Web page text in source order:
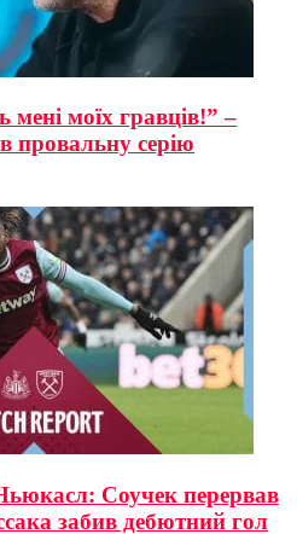
мені моїх гравців!” –
провальну серію
Соучек перервав
забив дебютний гол